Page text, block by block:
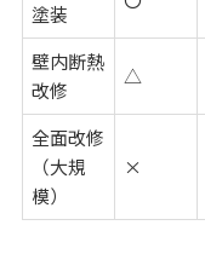
塗装
壁内断熱
改修
△
全面改修
（大規
模）
×